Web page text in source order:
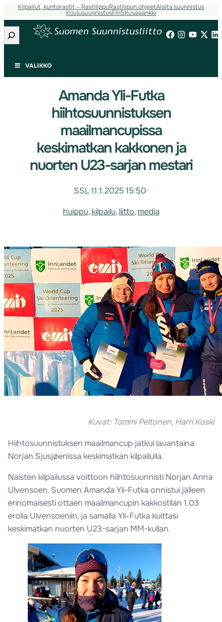
Kilpailut, kuntorastit – RastilippuRastilipun ohjeetAloita suunnistus
KoulusuunnistusFin5Kuvapankki
Etsi
VALIKKO
Amanda Yli-Futka
hiihtosuunnistuksen
maailmancupissa
keskimatkan kakkonen ja
nuorten U23-sarjan mestari
SSL·11.1.2025 15:50·
huippu, kilpailu, liitto, media
Kuvat: Tommi Peltonen, Harri Koski
Hiihtosuunnistuksen maailmancup jatkui lauantaina
Norjan Sjusjøenissa keskimatkan kilpailulla.
Naisten kilpailussa voittoon hiihtosuunnisti Norjan Anna
Ulvensoen. Suomen Amanda Yli-Futka onnistui jälleen
erinomaisesti ottaen maailmancupin kakkostilan 1.03
erolla Ulvensoeniin, ja samalla Yli-Futka kuittasi
keskimatkan nuorten U23-sarjan MM-kullan.